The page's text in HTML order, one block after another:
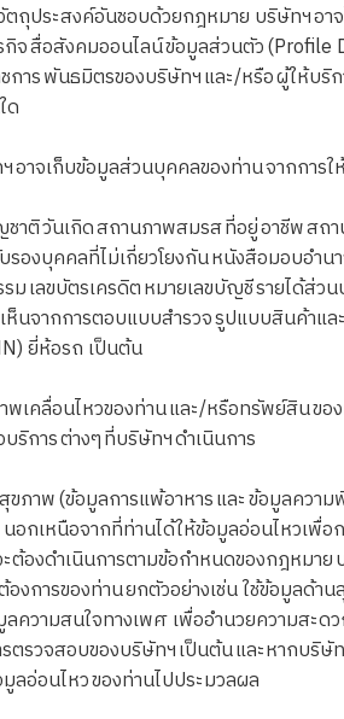
ระสงค์อันชอบด้วยกฎหมาย บริษัทฯ อาจ
จ สื่อสังคมออนไลน์ ข้อมูลส่วนตัว (Profile
การ พันธมิตรของบริษัทฯ และ/หรือ ผู้ให้บ
ด
จเก็บข้อมูลส่วนบุคคลของท่าน จากการใ
ติ วันเกิด สถานภาพสมรส ที่อยู่ อาชีพ สถ
งบุคคลที่ไม่เกี่ยวโยงกัน หนังสือมอบอำน
ขบัตรเครดิต หมายเลขบัญชี รายได้ส่วน
นจากการตอบแบบสำรวจ รูปแบบสินค้าแล
ยี่ห้อรถ เป็นต้น
ลื่อนไหวของท่าน และ/หรือทรัพย์สิน ขอ
ริการ ต่างๆ ที่บริษัทฯ ดำเนินการ
าพ (ข้อมูลการแพ้อาหาร และ ข้อมูลความ
อกเหนือจากที่ท่านได้ให้ข้อมูลอ่อนไหวเ
องดำเนินการตามข้อกำหนดของกฎหมาย
การของท่าน ยกตัวอย่างเช่น ใช้ข้อมูลด้า
ลความสนใจทางเพศ เพื่ออำนวยความสะ
รวจสอบของบริษัทฯ เป็นต้น และหากบริษั
ลอ่อนไหว ของท่านไปประมวลผล